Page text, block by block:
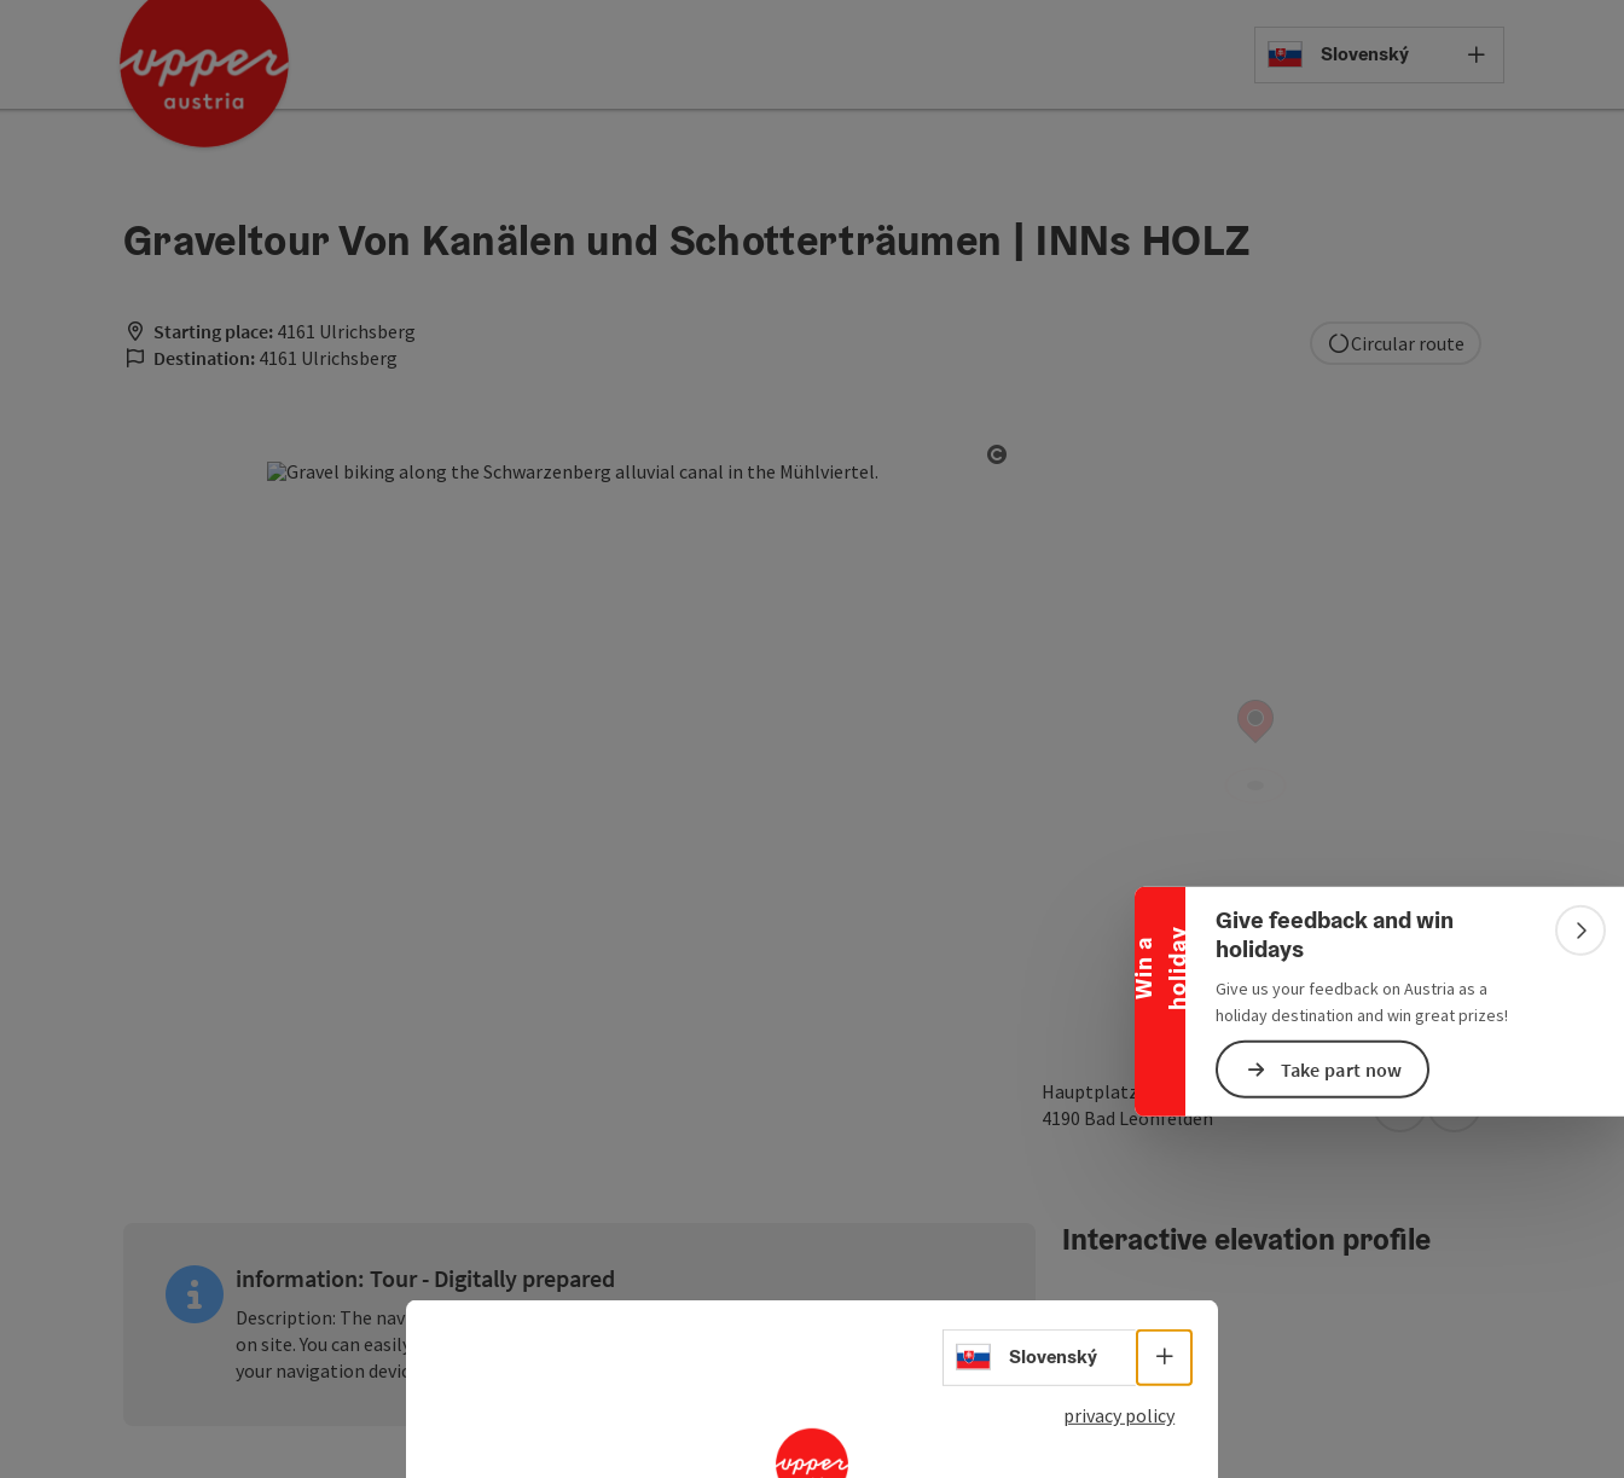
Accesskey
Accesskey
W
i
n
a
h
o
l
i
d
a y
Collapse banner
Give feedback and win
holidays
Give us your feedback on Austria as a
holiday destination and win great prizes!
Take part now
Select
Slovenský
Graveltour Von Kanälen und Schotterträumen | INNs HOLZ
Starting place: 4161 Ulrichsberg
Destination: 4161 Ulrichsberg
Hauptplatz 19
4190 Bad Leonfelden open in Google Maps
Open in Apple
Circular route
information: Tour - Digitally prepared
Description: The navigation for this tour is only available digitally. There is no signposting
on site. You can easily download the
from this website and use it conveniently on
your navigation device or smartphone.
Interactive elevation profile
Select language - Open menu
Slovenský
privacy policy